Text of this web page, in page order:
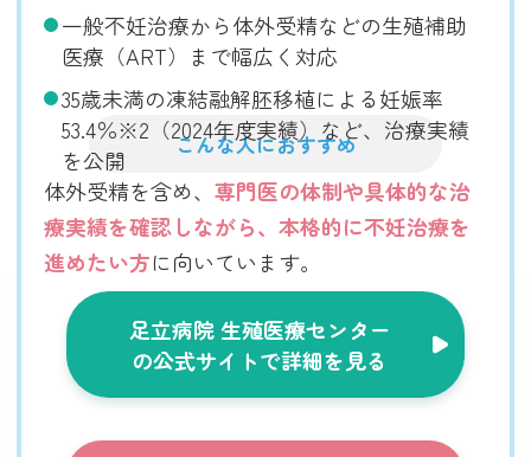
一般不妊治療から体外受精などの生殖補助
医療（ART）まで幅広く対応
35歳未満の凍結融解胚移植による妊娠率
53.4％※2（2024年度実績）など、治療実績
を公開
こんな人におすすめ
体外受精を含め、専門医の体制や具体的な治
療実績を確認しながら、本格的に不妊治療を
進めたい方に向いています。
足立病院 生殖医療センター
の公式サイトで詳細を見る